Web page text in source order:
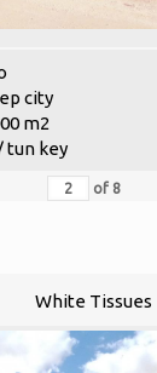
city
m2
tun key
of 8
White Tissues